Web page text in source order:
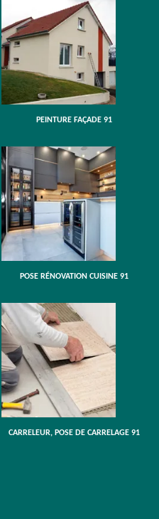
PEINTURE FAÇADE 91
POSE RÉNOVATION CUISINE 91
CARRELEUR, POSE DE CARRELAGE 91